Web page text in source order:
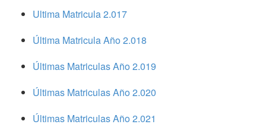
Ultima Matricula 2.017
Última Matricula Año 2.018
Últimas Matriculas Año 2.019
Últimas Matriculas Año 2.020
Últimas Matriculas Año 2.021